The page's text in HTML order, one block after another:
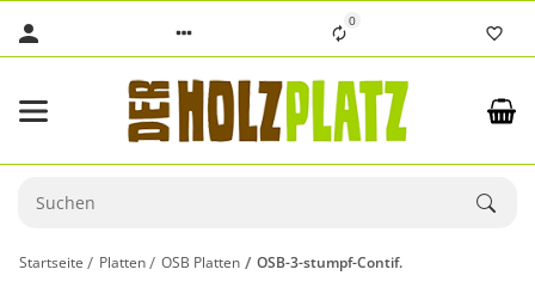
0
Startseite Platten OSB Platten OSB-3-stumpf-Contif.